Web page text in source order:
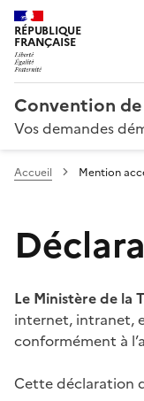
RÉPUBLIQUE
FRANÇAISE
Convention
Vos demandes
Accueil Mention
Le Ministère de la
internet, intranet,
conformément à
Cette déclaration